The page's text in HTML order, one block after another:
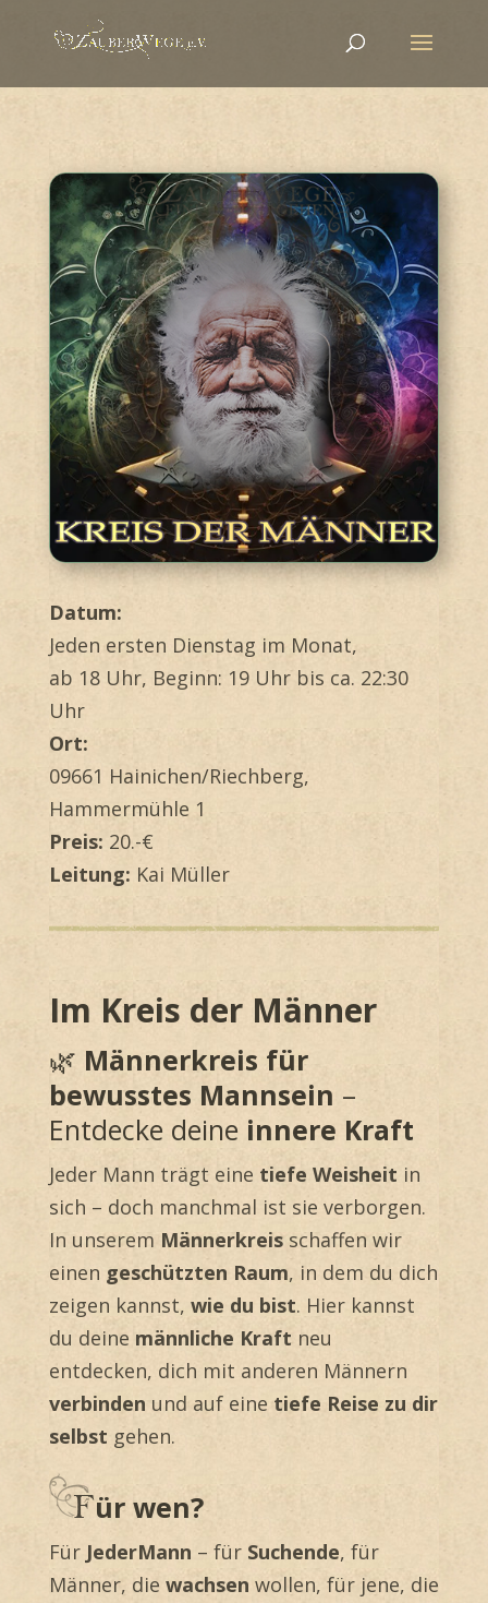
Datum:
Jeden ersten Dienstag im Monat,
ab 18 Uhr, Beginn: 19 Uhr bis ca. 22:30
Uhr
Ort:
09661 Hainichen/Riechberg,
Hammermühle 1
Preis: 20.-€
Leitung: Kai Müller
Im Kreis der Männer
🌿 Männerkreis für
bewusstes Mannsein –
Entdecke deine innere Kraft
Jeder Mann trägt eine tiefe Weisheit in
sich – doch manchmal ist sie verborgen.
In unserem Männerkreisschaffen wir
einen geschützten Raum, in dem du dich
zeigen kannst, wie du bist. Hier kannst
du deine männliche Kraft neu
entdecken, dich mit anderen Männern
verbinden und auf eine tiefe Reise zu dir
selbst gehen.
ür wen?
Für JederMann – für Suchende, für
Männer, die wachsen wollen, für jene, die